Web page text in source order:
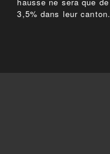
3,5% dans leur canton.